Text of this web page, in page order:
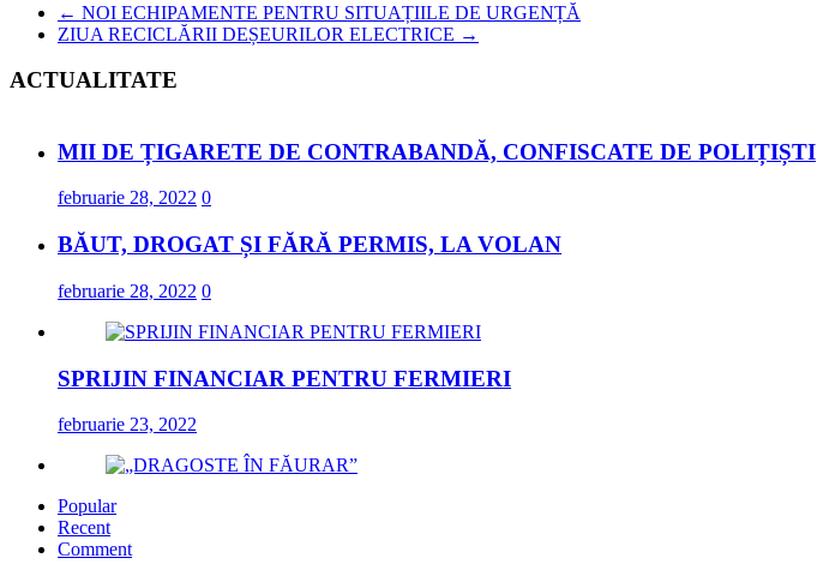
← NOI ECHIPAMENTE PENTRU SITUAȚIILE DE URGENȚĂ
ZIUA RECICLĂRII DEȘEURILOR ELECTRICE →
ACTUALITATE
MII DE ȚIGARETE DE CONTRABANDĂ, CONFISCATE DE POLIȚIȘTI
februarie 28, 2022 0
BĂUT, DROGAT ȘI FĂRĂ PERMIS, LA VOLAN
februarie 28, 2022 0
SPRIJIN FINANCIAR PENTRU FERMIERI
februarie 23, 2022
„DRAGOSTE ÎN FĂURAR”
februarie 23, 2022
Popular
Recent
Comment